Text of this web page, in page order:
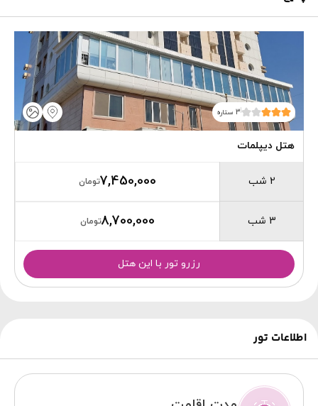
3 ستاره
هتل دیپلمات
2 شب
3 شب
7,450,000تومان
8,700,000تومان
رزرو تور با این هتل
اطلاعات تور